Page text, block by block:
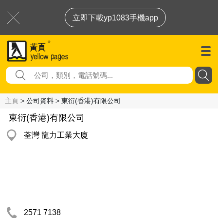
立即下載yp1083手機app
主頁 > 公司資料 > 東衍(香港)有限公司
東衍(香港)有限公司
荃灣 龍力工業大廈
2571 7138